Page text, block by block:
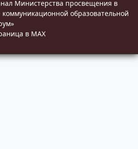
Министерства просвещения в
образовательной
в MAX